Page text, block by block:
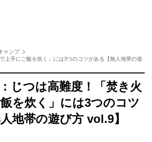
ャンプ
上手にご飯を炊く」には3つのコツがある【無人地帯の遊
じつは高難度！「焚き火
を炊く」には3つのコツ
地帯の遊び方 vol.9】